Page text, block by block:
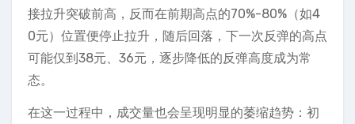
接拉升突破前高，反而在前期高点的70%-80%（如4
0元）位置便停止拉升，随后回落，下一次反弹的高点
可能仅到38元、36元，逐步降低的反弹高度成为常
态。
在这一过程中，成交量也会呈现明显的萎缩趋势：初